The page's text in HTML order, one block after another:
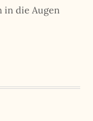
in die Augen